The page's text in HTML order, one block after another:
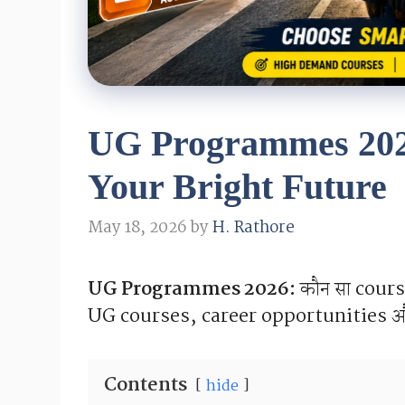
UG Programmes
Your Bright Future
May 18, 2026byH. Rathore
UG Programmes 2026:कौन सा
UG courses, career opportunities
Contents hide